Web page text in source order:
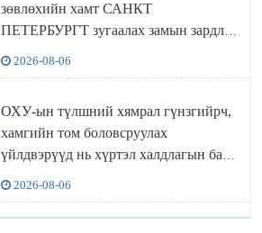
зөвлөхийн хамт САНКТ
ПЕТЕРБУРГТ зугаалах замын зардлаа
2026-08-06
ОХУ-ын түлшний хямрал гүнзгийрч,
хамгийн том боловсруулах
үйлдвэрүүд нь хүртэл халдлагын бай
2026-08-06